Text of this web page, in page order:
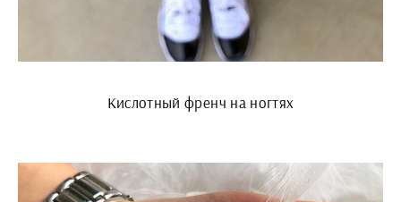
Кислотный френч на ногтях